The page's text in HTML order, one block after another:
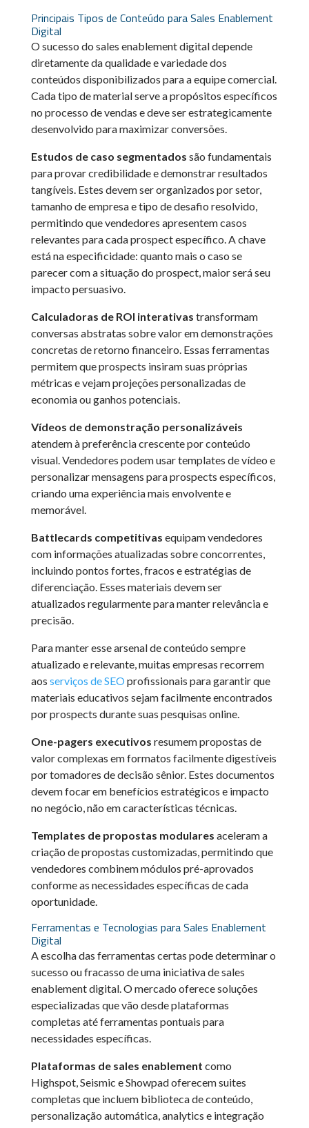
Principais Tipos de Conteúdo para Sales Enablement
Digital
O sucesso do sales enablement digital depende
diretamente da qualidade e variedade dos
conteúdos disponibilizados para a equipe comercial.
Cada tipo de material serve a propósitos específicos
no processo de vendas e deve ser estrategicamente
desenvolvido para maximizar conversões.
Estudos de caso segmentados são fundamentais
para provar credibilidade e demonstrar resultados
tangíveis. Estes devem ser organizados por setor,
tamanho de empresa e tipo de desafio resolvido,
permitindo que vendedores apresentem casos
relevantes para cada prospect específico. A chave
está na especificidade: quanto mais o caso se
parecer com a situação do prospect, maior será seu
impacto persuasivo.
Calculadoras de ROI interativas transformam
conversas abstratas sobre valor em demonstrações
concretas de retorno financeiro. Essas ferramentas
permitem que prospects insiram suas próprias
métricas e vejam projeções personalizadas de
economia ou ganhos potenciais.
Vídeos de demonstração personalizáveis
atendem à preferência crescente por conteúdo
visual. Vendedores podem usar templates de vídeo e
personalizar mensagens para prospects específicos,
criando uma experiência mais envolvente e
memorável.
Battlecards competitivas equipam vendedores
com informações atualizadas sobre concorrentes,
incluindo pontos fortes, fracos e estratégias de
diferenciação. Esses materiais devem ser
atualizados regularmente para manter relevância e
precisão.
Para manter esse arsenal de conteúdo sempre
atualizado e relevante, muitas empresas recorrem
aos serviços de SEOprofissionais para garantir que
materiais educativos sejam facilmente encontrados
por prospects durante suas pesquisas online.
One-pagers executivos resumem propostas de
valor complexas em formatos facilmente digestíveis
por tomadores de decisão sênior. Estes documentos
devem focar em benefícios estratégicos e impacto
no negócio, não em características técnicas.
Templates de propostas modulares aceleram a
criação de propostas customizadas, permitindo que
vendedores combinem módulos pré-aprovados
conforme as necessidades específicas de cada
oportunidade.
Ferramentas e Tecnologias para Sales Enablement
Digital
A escolha das ferramentas certas pode determinar o
sucesso ou fracasso de uma iniciativa de sales
enablement digital. O mercado oferece soluções
especializadas que vão desde plataformas
completas até ferramentas pontuais para
necessidades específicas.
Plataformas de sales enablement como
Highspot, Seismic e Showpad oferecem suites
completas que incluem biblioteca de conteúdo,
personalização automática, analytics e integração